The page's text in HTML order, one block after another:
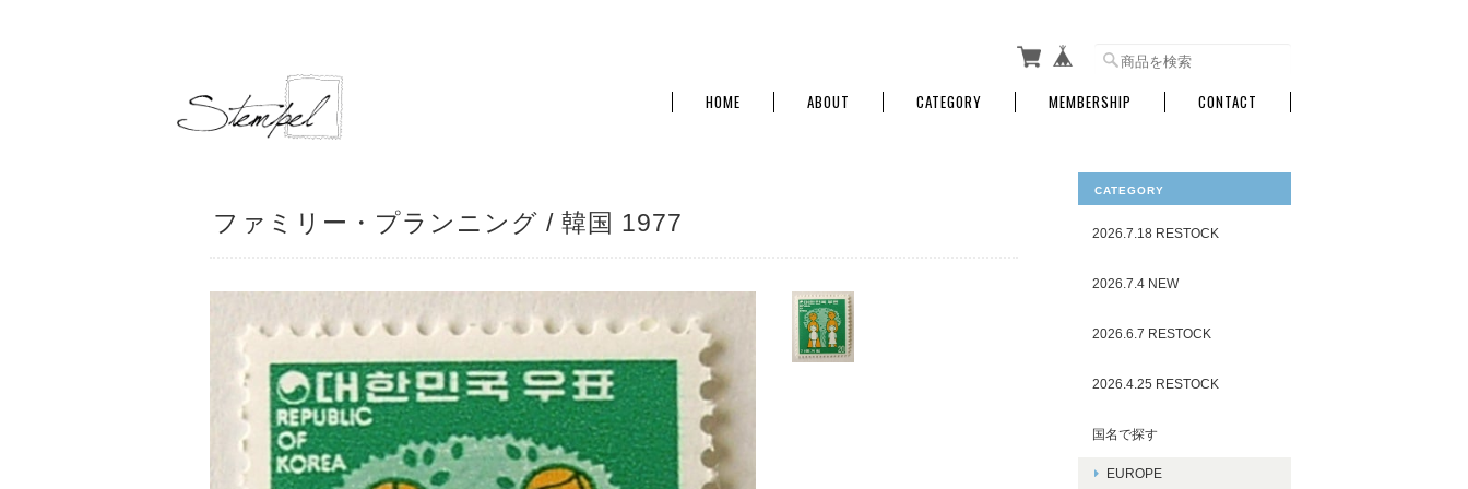
HOME ABOUT CATEGORY MEMBERSHIP CONTACT
ファミリー・プランニング / 韓国 1977
CATEGORY
2026.7.18 RESTOCK
2026.7.4 NEW
2026.6.7 RESTOCK
2026.4.25 RESTOCK
国名で探す
EUROPE